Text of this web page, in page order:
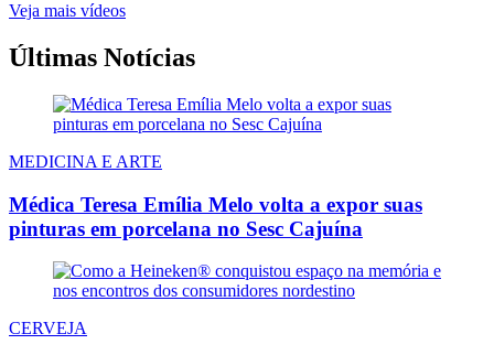
Veja mais vídeos
Últimas Notícias
MEDICINA E ARTE
Médica Teresa Emília Melo volta a expor suas
pinturas em porcelana no Sesc Cajuína
CERVEJA